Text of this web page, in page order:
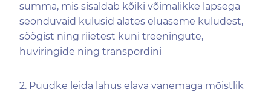
summa, mis sisaldab kõiki võimalikke lapsega
seonduvaid kulusid alates eluaseme kuludest,
söögist ning riietest kuni treeningute,
huviringide ning transpordini
2. Püüdke leida lahus elava vanemaga mõistlik